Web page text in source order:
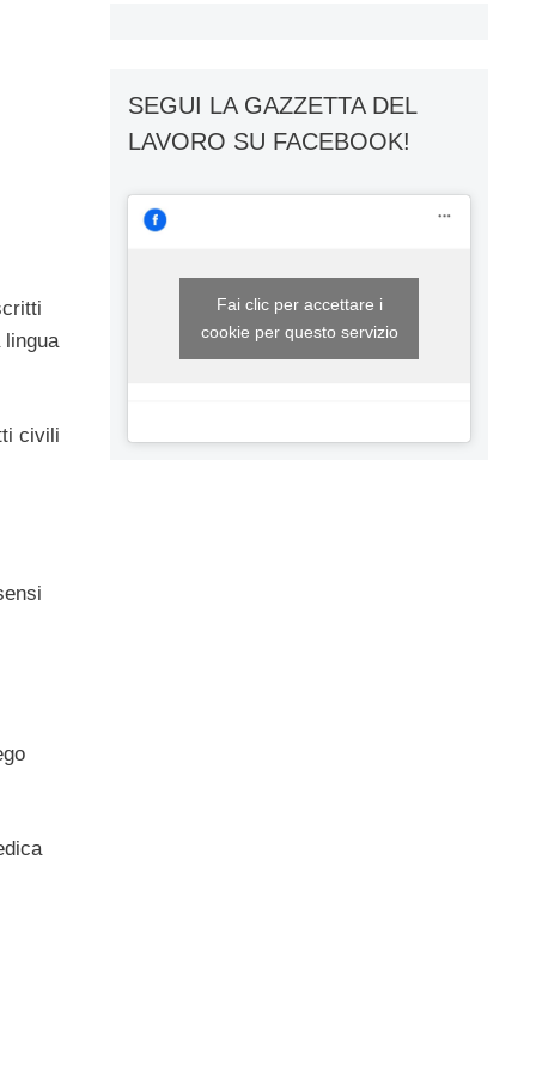
lingua
civili
SEGUI LA GAZZETTA DEL
LAVORO SU FACEBOOK!
Fai clic per accettare i
cookie per questo servizio